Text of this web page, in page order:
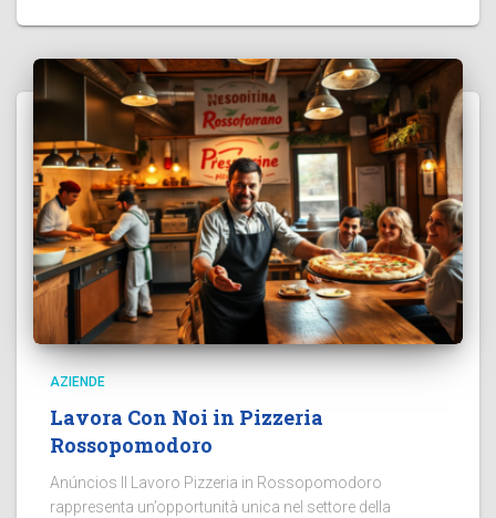
AZIENDE
Lavora Con Noi in Pizzeria
Rossopomodoro
Anúncios Il Lavoro Pizzeria in Rossopomodoro
rappresenta un’opportunità unica nel settore della